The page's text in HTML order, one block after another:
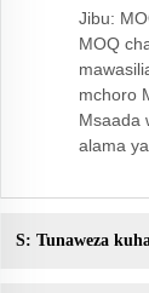
Jibu:
MOQ
mchoro
Msaada
alama
S: Tunaweza